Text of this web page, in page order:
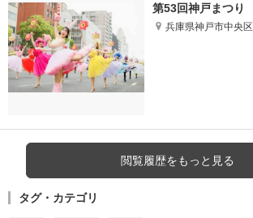
第53回神戸まつり
兵庫県神戸市中央区
閲覧履歴をもっと見る
タグ・カテゴリ